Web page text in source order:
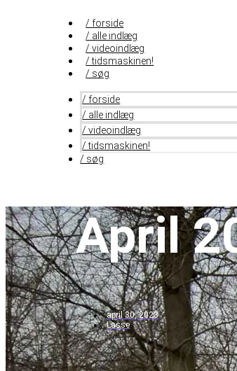
/ forside
/ alle indlæg
/ videoindlæg
/ tidsmaskinen!
/ søg
/ forside
/ alle indlæg
/ videoindlæg
/ tidsmaskinen!
/ søg
April
april 30, 2023
Lasse